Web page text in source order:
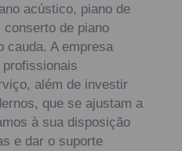
acústico, piano de
de piano
cauda. A empresa
além de investir
que se ajustam a
à sua disposição
e dar o suporte